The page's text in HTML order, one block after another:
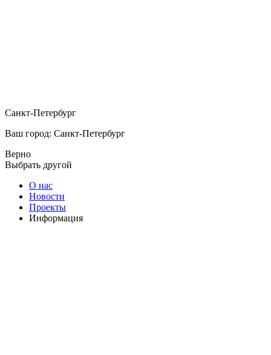
Санкт-Петербург
Ваш город: Санкт-Петербург
Верно
Выбрать другой
О нас
Новости
Проекты
Информация